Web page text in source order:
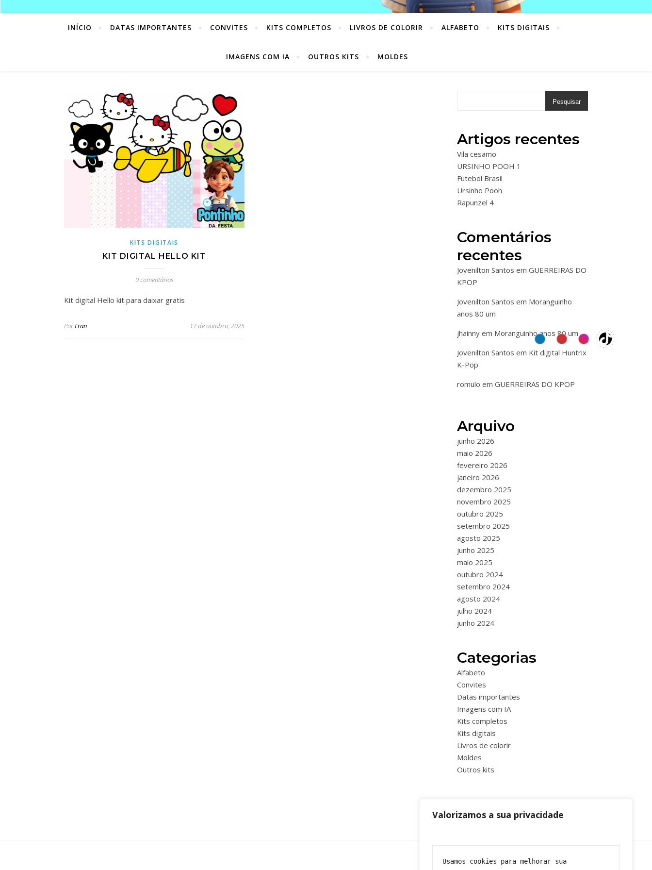
Valorizamos a sua privacidade
Usamos cookies para melhorar sua
INÍCIO DATAS IMPORTANTES CONVITES KITS COMPLETOS LIVROS DE COLORIR ALFABETO KITS DIGITAIS
IMAGENS COM IA OUTROS KITS MOLDES
KITS DIGITAIS
KIT DIGITAL HELLO KIT
0 comentários
Kit digital Hello kit para daixar gratis
PorFran 17 de outubro, 2025
Pesquisar
Artigos recentes
Vila cesamo
URSINHO POOH 1
Futebol Brasil
Ursinho Pooh
Rapunzel 4
Comentários
recentes
Jovenilton Santos em GUERREIRAS DO
KPOP
Jovenilton Santos em Moranguinho
anos 80 um
jhainny em Moranguinho anos 80 um
Jovenilton Santos em Kit digital Huntrix
K-Pop
romulo em GUERREIRAS DO KPOP
Arquivo
junho 2026
maio 2026
fevereiro 2026
janeiro 2026
dezembro 2025
novembro 2025
outubro 2025
setembro 2025
agosto 2025
junho 2025
maio 2025
outubro 2024
setembro 2024
agosto 2024
julho 2024
junho 2024
Categorias
Alfabeto
Convites
Datas importantes
Imagens com IA
Kits completos
Kits digitais
Livros de colorir
Moldes
Outros kits